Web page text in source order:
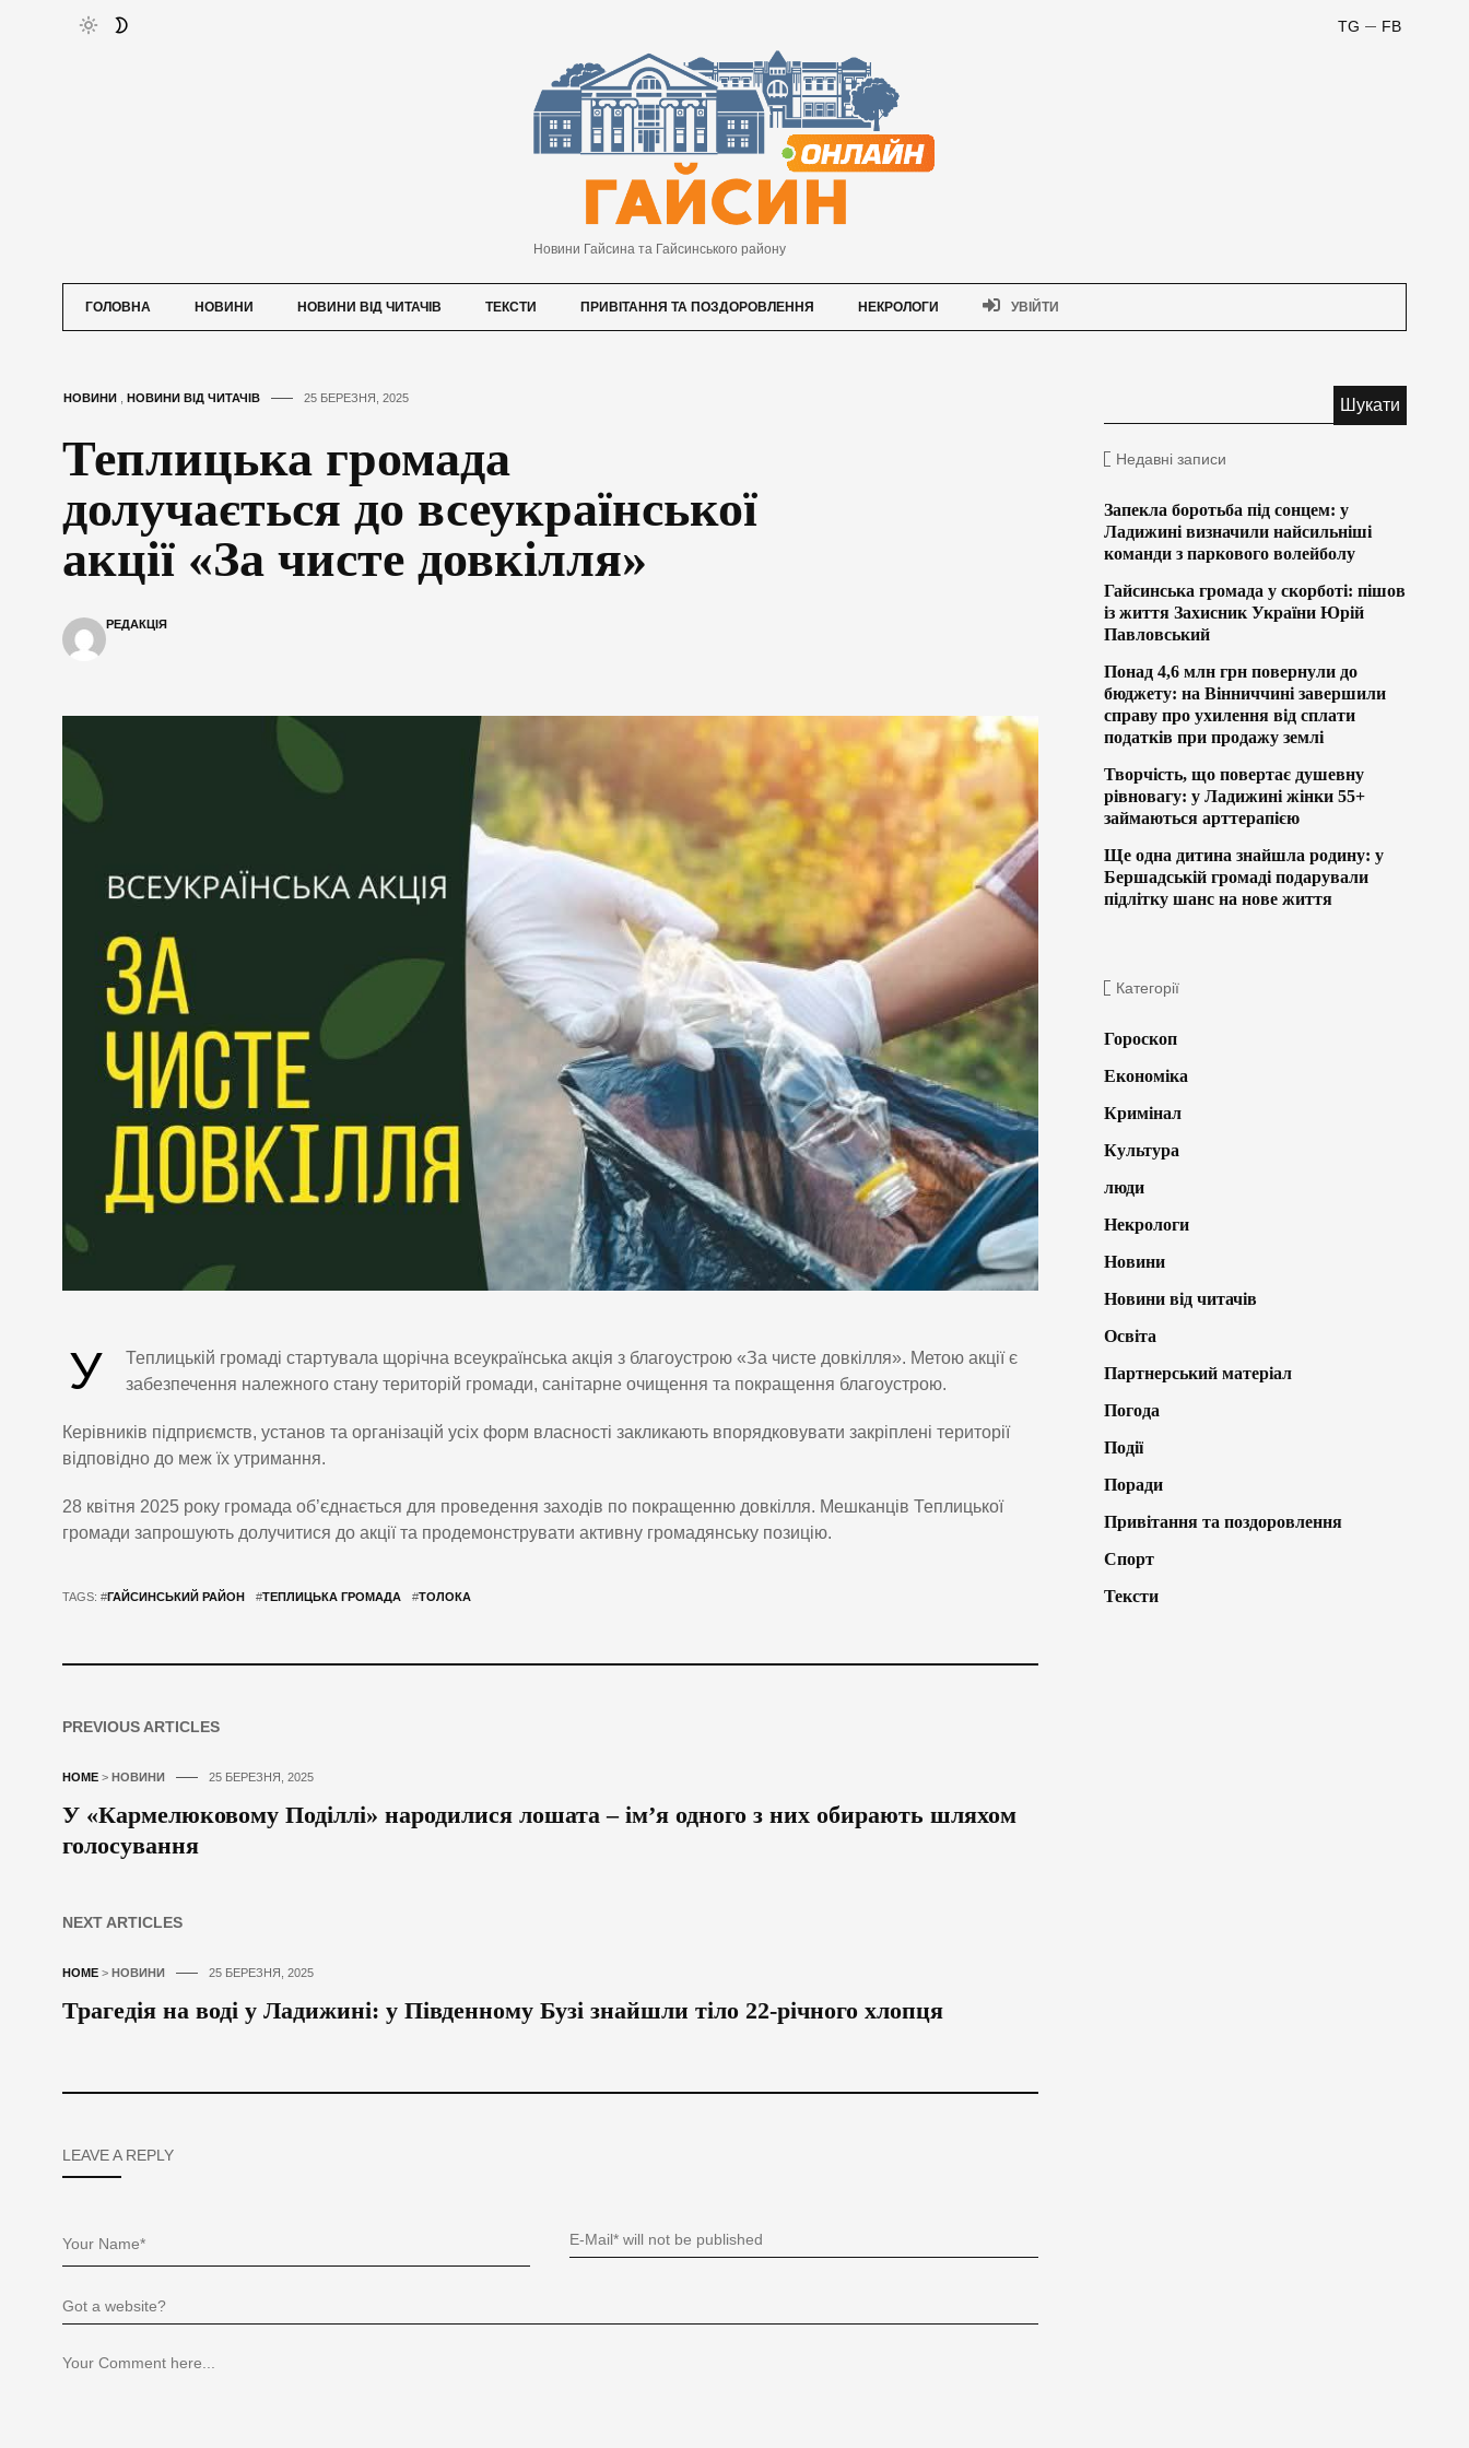
FB
TG
Новини Гайсина та Гайсинського району
ГОЛОВНА НОВИНИ НОВИНИ ВІД ЧИТАЧІВ ТЕКСТИ ПРИВІТАННЯ ТА ПОЗДОРОВЛЕННЯ НЕКРОЛОГИ УВІЙТИ
НОВИНИ НОВИНИ ВІД ЧИТАЧІВ 25 БЕРЕЗНЯ, 2025
Теплицька громада
долучається до всеукраїнської
акції «За чисте довкілля»
РЕДАКЦІЯ
У
Теплицькій громаді стартувала щорічна всеукраїнська акція з благоустрою «За чисте довкілля». Метою акції є
забезпечення належного стану територій громади, санітарне очищення та покращення благоустрою.
Керівників підприємств, установ та організацій усіх форм власності закликають впорядковувати закріплені території
відповідно до меж їх утримання.
28 квітня 2025 року громада об’єднається для проведення заходів по покращенню довкілля. Мешканців Теплицької
громади запрошують долучитися до акції та продемонструвати активну громадянську позицію.
TAGS: #ГАЙСИНСЬКИЙ РАЙОН #ТЕПЛИЦЬКА ГРОМАДА #ТОЛОКА
PREVIOUS ARTICLES
HOME > НОВИНИ 25 БЕРЕЗНЯ, 2025
У «Кармелюковому Поділлі» народилися лошата – ім’я одного з них обирають шляхом
голосування
NEXT ARTICLES
HOME > НОВИНИ 25 БЕРЕЗНЯ, 2025
Трагедія на воді у Ладижині: у Південному Бузі знайшли тіло 22-річного хлопця
LEAVE A REPLY
Недавні записи
Запекла боротьба під сонцем: у
Ладижині визначили найсильніші
команди з паркового волейболу
Гайсинська громада у скорботі: пішов
із життя Захисник України Юрій
Павловський
Понад 4,6 млн грн повернули до
бюджету: на Вінниччині завершили
справу про ухилення від сплати
податків при продажу землі
Творчість, що повертає душевну
рівновагу: у Ладижині жінки 55+
займаються арттерапією
Ще одна дитина знайшла родину: у
Бершадській громаді подарували
підлітку шанс на нове життя
Категорії
Гороскоп
Економіка
Кримінал
Культура
люди
Некрологи
Новини
Новини від читачів
Освіта
Партнерський матеріал
Погода
Події
Поради
Привітання та поздоровлення
Спорт
Тексти